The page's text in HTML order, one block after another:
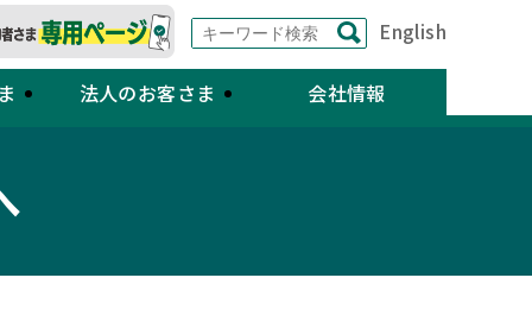
English
法人のお客さま 会社情報